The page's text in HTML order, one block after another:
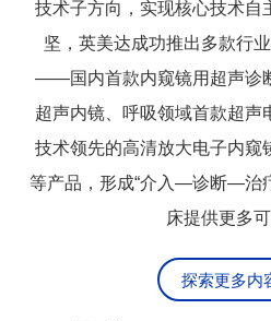
技术子方向，实现核心技术自
坚，英美达成功推出多款行
——国内首款内窥镜用超声诊
超声内镜、呼吸领域首款超声
技术领先的高清放大电子内窥
等产品，形成“介入—诊断—治
床提供更多可
探索更多内